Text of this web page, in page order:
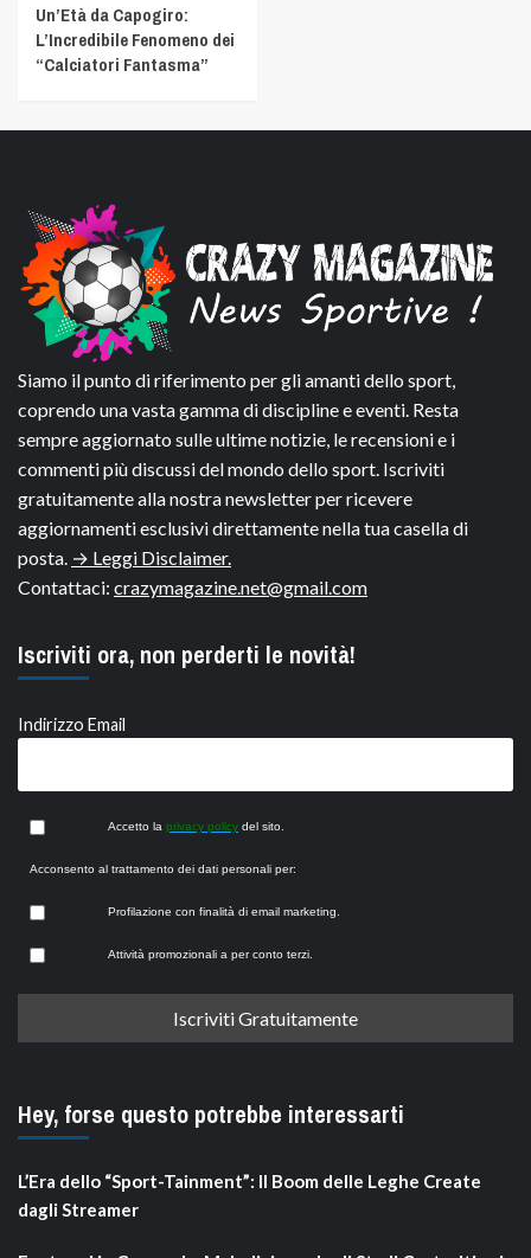
Un’Età da Capogiro:
L’Incredibile Fenomeno dei
“Calciatori Fantasma”
Siamo il punto di riferimento per gli amanti dello sport,
coprendo una vasta gamma di discipline e eventi. Resta
sempre aggiornato sulle ultime notizie, le recensioni e i
commenti più discussi del mondo dello sport. Iscriviti
gratuitamente alla nostra newsletter per ricevere
aggiornamenti esclusivi direttamente nella tua casella di
posta. → Leggi Disclaimer.
Contattaci: crazymagazine.net@gmail.com
Iscriviti ora, non perderti le novità!
Indirizzo Email
Accetto la privacy policy del sito.
Acconsento al trattamento dei dati personali per:
Profilazione con finalità di email marketing.
Attività promozionali a per conto terzi.
Hey, forse questo potrebbe interessarti
L’Era dello “Sport-Tainment”: Il Boom delle Leghe Create
dagli Streamer